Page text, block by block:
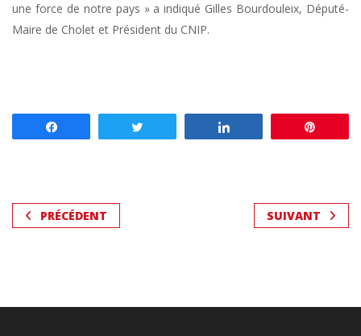
une force de notre pays » a indiqué Gilles Bourdouleix, Député-
Maire de Cholet et Président du CNIP.
PRÉCÉDENT SUIVANT